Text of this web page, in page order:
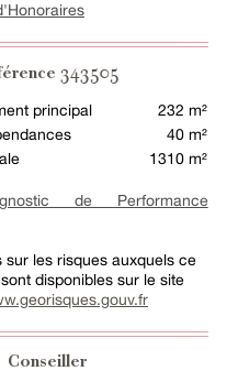
343505
principal
232 m²
40 m²
1310 m²
de Performance
sur les risques auxquels ce
disponibles sur le site
Conseiller